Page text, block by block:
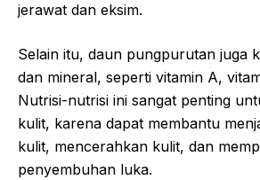
jerawat dan eksim.
Selain itu, daun pungpurutan juga
dan mineral, seperti vitamin A,
Nutrisi-nutrisi ini sangat penting
kulit, karena dapat membantu
kulit, mencerahkan kulit, dan
penyembuhan luka.